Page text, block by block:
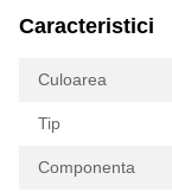
Caracteristici
Culoarea
Tip
Componenta